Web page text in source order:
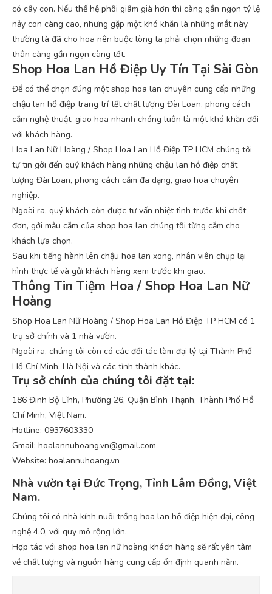
có cây con. Nếu thế hệ phôi giâm già hơn thì càng gần ngọn tỷ lệ
nảy con càng cao, nhưng gặp một khó khăn là những mắt này
thường là đã cho hoa nên buộc lòng ta phải chọn những đoạn
thân càng gần ngọn càng tốt.
Shop Hoa Lan Hồ Điệp Uy Tín Tại Sài Gòn
Để có thể chọn đúng một shop hoa lan chuyên cung cấp những
chậu lan hồ điệp trang trí tết chất lượng Đài Loan, phong cách
cắm nghệ thuật, giao hoa nhanh chóng luôn là một khó khăn đối
với khách hàng.
Hoa Lan Nữ Hoàng / Shop Hoa Lan Hồ Điệp TP HCM chúng tôi
tự tin gởi đến quý khách hàng những chậu lan hồ điệp chất
lượng Đài Loan, phong cách cắm đa dạng, giao hoa chuyên
nghiệp.
Ngoài ra, quý khách còn được tư vấn nhiệt tình trước khi chốt
đơn, gởi mẫu cắm của shop hoa lan chúng tôi từng cắm cho
khách lựa chọn.
Sau khi tiếng hành lên chậu hoa lan xong, nhân viên chụp lại
hình thực tế và gửi khách hàng xem trước khi giao.
Thông Tin Tiệm Hoa / Shop Hoa Lan Nữ
Hoàng
Shop Hoa Lan Nữ Hoàng / Shop Hoa Lan Hồ Điệp TP HCM có 1
trụ sở chính và 1 nhà vườn.
Ngoài ra, chúng tôi còn có các đối tác làm đại lý tại Thành Phố
Hồ Chí Minh, Hà Nội và các tỉnh thành khác.
Trụ sở chính của chúng tôi đặt tại:
186 Đinh Bộ Lĩnh, Phường 26, Quận Bình Thạnh, Thành Phố Hồ
Chí Minh, Việt Nam.
Hotline: 0937603330
Gmail: hoalannuhoang.vn@gmail.com
Website: hoalannuhoang.vn
Nhà vườn tại Đức Trọng, Tỉnh Lâm Đồng, Việt
Nam.
Chúng tôi có nhà kính nuôi trồng hoa lan hồ điệp hiện đại, công
nghệ 4.0, với quy mô rộng lớn.
Hợp tác với shop hoa lan nữ hoàng khách hàng sẽ rất yên tâm
về chất lượng và nguồn hàng cung cấp ổn định quanh năm.